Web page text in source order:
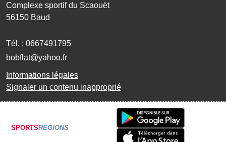
Complexe sportif du Scaouët
56150 Baud
Tél. : 0667491795
bobflat@yahoo.fr
Informations légales
Signaler un contenu inapproprié
SPORTSREGIONS